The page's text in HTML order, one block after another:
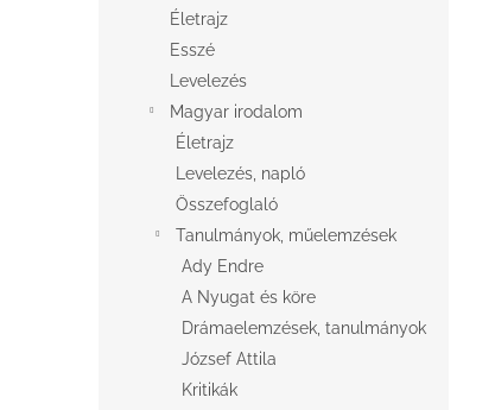
Életrajz
Esszé
Levelezés
Magyar irodalom
Életrajz
Levelezés, napló
Összefoglaló
Tanulmányok, műelemzések
Ady Endre
A Nyugat és köre
Drámaelemzések, tanulmányok
József Attila
Kritikák